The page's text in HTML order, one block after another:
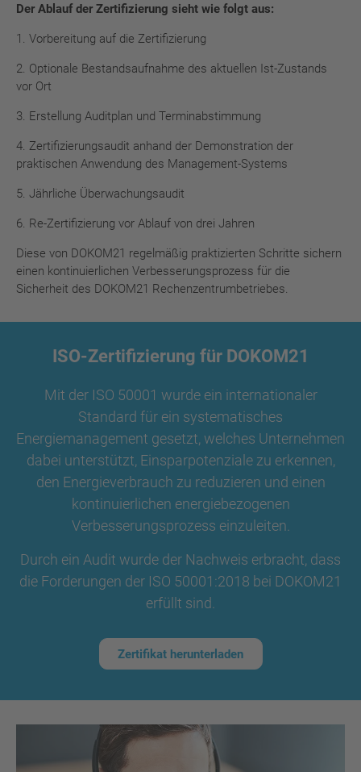
Der Ablauf der Zertifizierung sieht wie folgt aus:
1. Vorbereitung auf die Zertifizierung
2. Optionale Bestandsaufnahme des aktuellen Ist-Zustands
vor Ort
3. Erstellung Auditplan und Terminabstimmung
4. Zertifizierungsaudit anhand der Demonstration der
praktischen Anwendung des Management-Systems
5. Jährliche Überwachungsaudit
6. Re-Zertifizierung vor Ablauf von drei Jahren
Diese von DOKOM21 regelmäßig praktizierten Schritte sichern
einen kontinuierlichen Verbesserungsprozess für die
Sicherheit des DOKOM21 Rechenzentrumbetriebes.
ISO-Zertifizierung für DOKOM21
Mit der ISO 50001 wurde ein internationaler
Standard für ein systematisches
Energiemanagement gesetzt, welches Unternehmen
dabei unterstützt, Einsparpotenziale zu erkennen,
den Energieverbrauch zu reduzieren und einen
kontinuierlichen energiebezogenen
Verbesserungsprozess einzuleiten.
Durch ein Audit wurde der Nachweis erbracht, dass
die Forderungen der ISO 50001:2018 bei DOKOM21
erfüllt sind.
Zertifikat herunterladen